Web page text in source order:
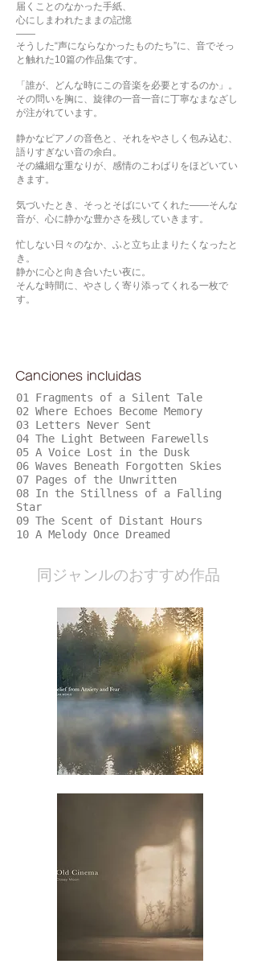
届くことのなかった手紙、
心にしまわれたままの記憶
——
そうした“声にならなかったものたち”に、音でそっ
と触れた10篇の作品集です。
「誰が、どんな時にこの音楽を必要とするのか」。
その問いを胸に、旋律の一音一音に丁寧なまなざし
が注がれています。
静かなピアノの音色と、それをやさしく包み込む、
語りすぎない音の余白。
その繊細な重なりが、感情のこわばりをほどいてい
きます。
気づいたとき、そっとそばにいてくれた——そんな
音が、心に静かな豊かさを残していきます。
忙しない日々のなか、ふと立ち止まりたくなったと
き。
静かに心と向き合いたい夜に。
そんな時間に、やさしく寄り添ってくれる一枚で
す。
Canciones incluidas
01 Fragments of a Silent Tale
02 Where Echoes Become Memory
03 Letters Never Sent
04 The Light Between Farewells
05 A Voice Lost in the Dusk
06 Waves Beneath Forgotten Skies
07 Pages of the Unwritten
08 In the Stillness of a Falling
Star
09 The Scent of Distant Hours
10 A Melody Once Dreamed
​同ジャンルのおすすめ作品